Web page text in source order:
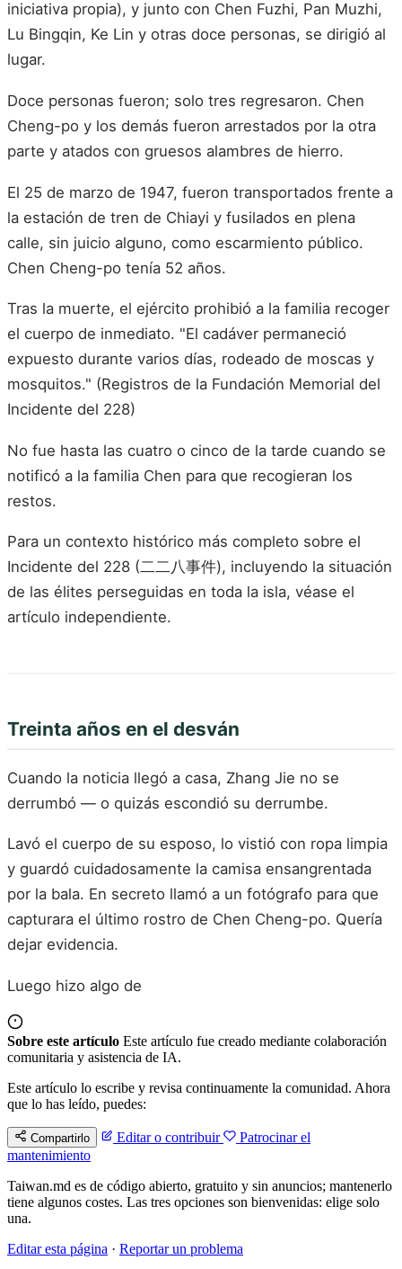
iniciativa propia), y junto con Chen Fuzhi, Pan Muzhi,
Lu Bingqin, Ke Lin y otras doce personas, se dirigió al
lugar.
Doce personas fueron; solo tres regresaron. Chen
Cheng-po y los demás fueron arrestados por la otra
parte y atados con gruesos alambres de hierro.
El 25 de marzo de 1947, fueron transportados frente a
la estación de tren de Chiayi y fusilados en plena
calle, sin juicio alguno, como escarmiento público.
Chen Cheng-po tenía 52 años.
Tras la muerte, el ejército prohibió a la familia recoger
el cuerpo de inmediato. "El cadáver permaneció
expuesto durante varios días, rodeado de moscas y
mosquitos." (Registros de la Fundación Memorial del
Incidente del 228)
No fue hasta las cuatro o cinco de la tarde cuando se
notificó a la familia Chen para que recogieran los
restos.
Para un contexto histórico más completo sobre el
Incidente del 228 (二二八事件), incluyendo la situación
de las élites perseguidas en toda la isla, véase el
artículo independiente.
Treinta años en el desván
Cuando la noticia llegó a casa, Zhang Jie no se
derrumbó — o quizás escondió su derrumbe.
Lavó el cuerpo de su esposo, lo vistió con ropa limpia
y guardó cuidadosamente la camisa ensangrentada
por la bala. En secreto llamó a un fotógrafo para que
capturara el último rostro de Chen Cheng-po. Quería
dejar evidencia.
Luego hizo algo de
Sobre este artículo Este artículo fue creado mediante colaboración
comunitaria y asistencia de IA.
Este artículo lo escribe y revisa continuamente la comunidad. Ahora
que lo has leído, puedes:
Compartirlo Editar o contribuir
Patrocinar el
mantenimiento
Taiwan.md es de código abierto, gratuito y sin anuncios; mantenerlo
tiene algunos costes. Las tres opciones son bienvenidas: elige solo
una.
Editar esta página · Reportar un problema